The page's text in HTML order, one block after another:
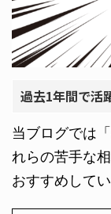
過去1年間で活
当ブログでは
れらの苦手な
おすすめしてい